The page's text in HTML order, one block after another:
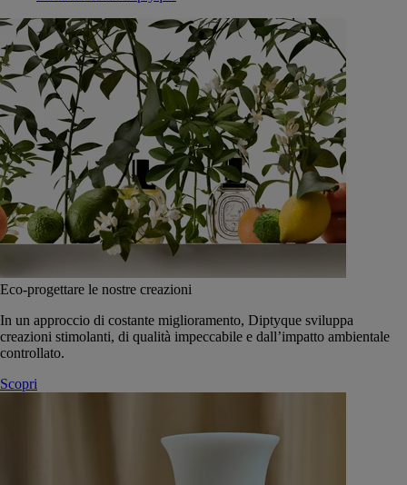
Eco-progettare le nostre creazioni
In un approccio di costante miglioramento, Diptyque sviluppa
creazioni stimolanti, di qualità impeccabile e dall’impatto ambientale
controllato.
Scopri